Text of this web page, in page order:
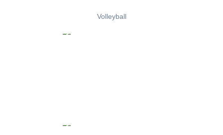
Volleyball